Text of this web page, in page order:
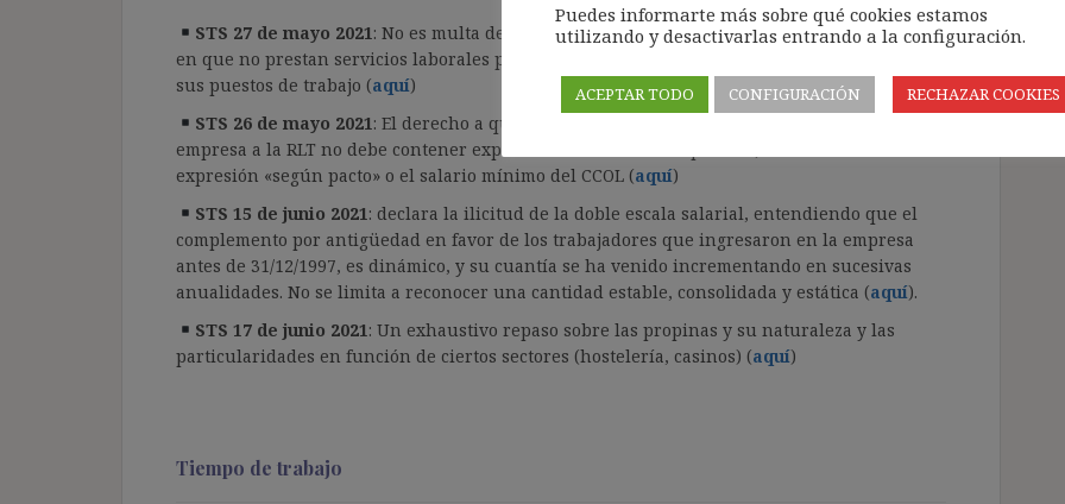
STS 27 de mayo 2021: No es multa de haber práctica empresarial que no abona el tiempo
en que no prestan servicios laborales por los retrasos de los empleados al incorporarse a
sus puestos de trabajo (aquí)
STS 26 de mayo 2021: El derecho a que la copia básica de los contratos que entregue la
empresa a la RLT no debe contener expresión del salario real pactado, siendo válida la
expresión «según pacto» o el salario mínimo del CCOL (aquí)
STS 15 de junio 2021: declara la ilicitud de la doble escala salarial, entendiendo que el
complemento por antigüedad en favor de los trabajadores que ingresaron en la empresa
antes de 31/12/1997, es dinámico, y su cuantía se ha venido incrementando en sucesivas
anualidades. No se limita a reconocer una cantidad estable, consolidada y estática (aquí).
STS 17 de junio 2021: Un exhaustivo repaso sobre las propinas y su naturaleza y las
particularidades en función de ciertos sectores (hostelería, casinos) (aquí)
Tiempo de trabajo
Puedes informarte más sobre qué cookies estamos
utilizando y desactivarlas entrando a la configuración.
ACEPTAR TODO CONFIGURACIÓN RECHAZAR COOKIES